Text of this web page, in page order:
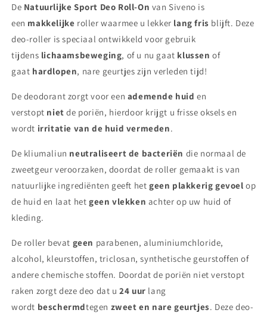
Roll-
On
Roll-
On
De Natuurlijke Sport Deo Roll-On van Siveno is
een makkelijke roller waarmee u lekker lang fris blijft. Deze
deo-roller is speciaal ontwikkeld voor gebruik
tijdens lichaamsbeweging, of u nu gaat klussen of
gaat hardlopen, nare geurtjes zijn verleden tijd!
De deodorant zorgt voor een ademende huid en
verstopt niet de poriën, hierdoor krijgt u frisse oksels en
wordt irritatie van de huid vermeden.
De kliumaliun neutraliseert de bacteriën die normaal de
zweetgeur veroorzaken, doordat de roller gemaakt is van
natuurlijke ingrediënten geeft het geen plakkerig gevoel op
de huid en laat het geen vlekken achter op uw huid of
kleding.
De roller bevat geen parabenen, aluminiumchloride,
alcohol, kleurstoffen, triclosan, synthetische geurstoffen of
andere chemische stoffen. Doordat de poriën niet verstopt
raken zorgt deze deo dat u 24 uur lang
wordt beschermdtegen zweet en nare geurtjes. Deze deo-